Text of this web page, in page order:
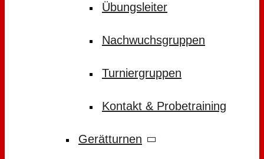
Übungsleiter
Nachwuchsgruppen
Turniergruppen
Kontakt & Probetraining
Gerätturnen